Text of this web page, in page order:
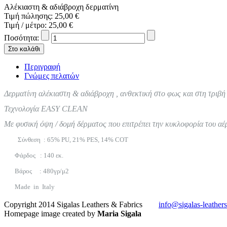
Αλέκιαστη & αδιάβροχη δερματίνη
Τιμή πώλησης: 25,00 €
Τιμή / μέτρο: 25,00 €
Ποσότητα:
Περιγραφή
Γνώμες πελατών
Δερματίνη αλέκιαστη & αδιάβροχη , ανθεκτική στο φως και στη τριβή
Τεχνολογία EASY CLEAN
Με φυσική όψη / δομή δέρματος που επιτρέπει την κυκλοφορία του
Σύνθεση : 65% PU, 21% PES, 14% COT
Φάρδος : 140 εκ.
Βάρος : 480γρ/μ2
Made in Italy
Copyright 2014 Sigalas Leathers & Fabrics info@sigalas-
Homepage image created by Maria Sigala